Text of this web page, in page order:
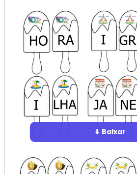
⬇ Baixar